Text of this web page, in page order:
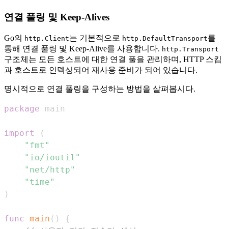
연결 풀링 및 Keep-Alives
Go의 http.Client는 기본적으로 http.DefaultTransport를
통해 연결 풀링 및 Keep-Alive를 사용합니다. http.Transport
구조체는 모든 호스트에 대한 연결 풀을 관리하며, HTTP 스킴
과 호스트로 인덱싱되어 재사용 준비가 되어 있습니다.
명시적으로 연결 풀링을 구성하는 방법을 살펴봅시다.
package
import
(
"fmt"
"io/ioutil"
"net/http"
"time"
)
func main ( )
{